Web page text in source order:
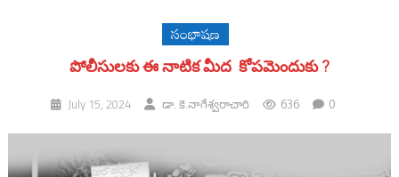
సంభాషణ
పోలీసులకు ఈ నాటిక మీద కోపమెందుకు ?
July 15, 2024 డా. కె.నాగేశ్వరాచారి 636 0